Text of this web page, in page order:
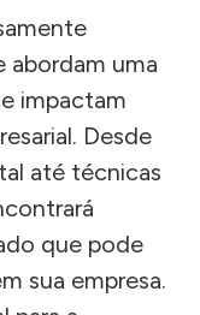
abordam uma
impactam
Desde
até técnicas
que pode
sua empresa.